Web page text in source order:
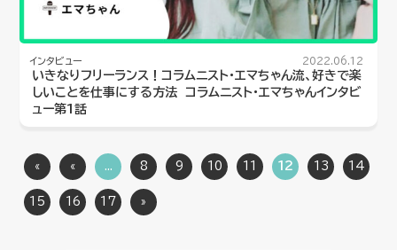
インタビュー 2022.06.12
いきなりフリーランス！コラムニスト・エマちゃん流、好きで楽
しいことを仕事にする方法 コラムニスト・エマちゃんインタビ
ュー第1話
« « ... 8 9 10 12 13 14
15 16 17 »